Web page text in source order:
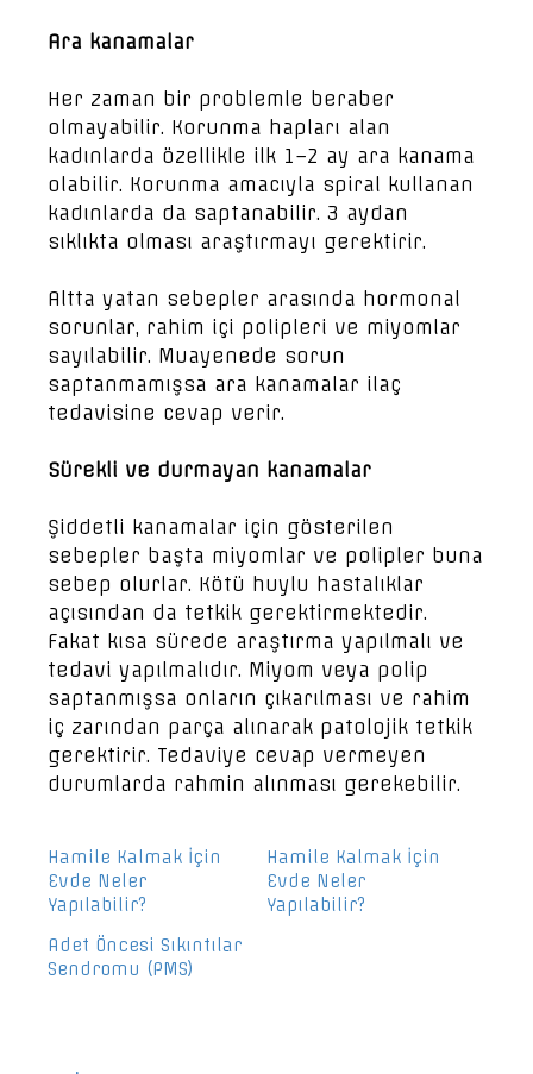
Ara kanamalar
Her zaman bir problemle beraber
olmayabilir. Korunma hapları alan
kadınlarda özellikle ilk 1–2 ay ara kanama
olabilir. Korunma amacıyla spiral kullanan
kadınlarda da saptanabilir. 3 aydan
sıklıkta olması araştırmayı gerektirir.
Altta yatan sebepler arasında hormonal
sorunlar, rahim içi polipleri ve miyomlar
sayılabilir. Muayenede sorun
saptanmamışsa ara kanamalar ilaç
tedavisine cevap verir.
Sürekli ve durmayan kanamalar
Şiddetli kanamalar için gösterilen
sebepler başta miyomlar ve polipler buna
sebep olurlar. Kötü huylu hastalıklar
açısından da tetkik gerektirmektedir.
Fakat kısa sürede araştırma yapılmalı ve
tedavi yapılmalıdır. Miyom veya polip
saptanmışsa onların çıkarılması ve rahim
iç zarından parça alınarak patolojik tetkik
gerektirir. Tedaviye cevap vermeyen
durumlarda rahmin alınması gerekebilir.
Hamile Kalmak İçin
Evde Neler
Yapılabilir?
Hamile Kalmak İçin
Evde Neler
Yapılabilir?
Adet Öncesi Sıkıntılar
Sendromu (PMS)